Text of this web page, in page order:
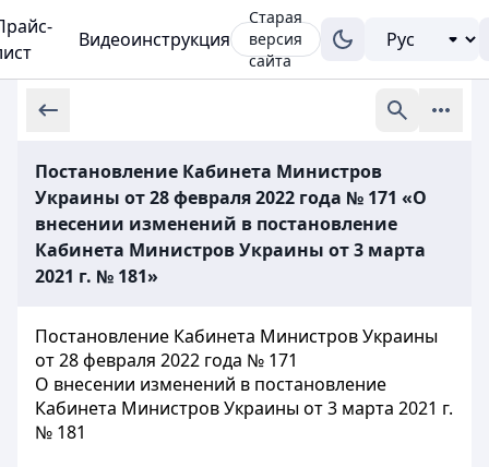
Видеоинструкция
Старая
версия
сайта
Постановление Кабинета Министров
Украины от 28 февраля 2022 года № 171 «О
внесении изменений в постановление
Кабинета Министров Украины от 3 марта
2021 г. № 181»
Постановление Кабинета Министров Украины
от 28 февраля 2022 года № 171
О внесении изменений в постановление
Кабинета Министров Украины от 3 марта 2021 г.
№ 181